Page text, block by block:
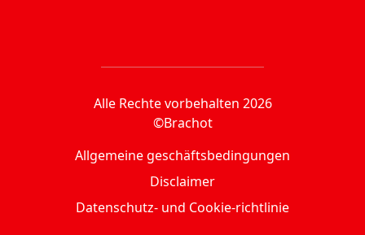
Alle Rechte vorbehalten 2026
©Brachot
Allgemeine geschäftsbedingungen
Disclaimer
Datenschutz- und Cookie-richtlinie